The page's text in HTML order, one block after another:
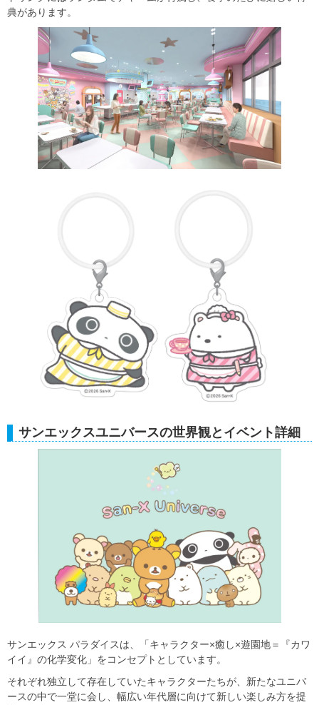
典があります。
サンエックスユニバースの世界観とイベント詳細
サンエックス パラダイスは、「キャラクター×癒し×遊園地＝『カワ
イイ』の化学変化」をコンセプトとしています。
それぞれ独立して存在していたキャラクターたちが、新たなユニバ
ースの中で一堂に会し、幅広い年代層に向けて新しい楽しみ方を提